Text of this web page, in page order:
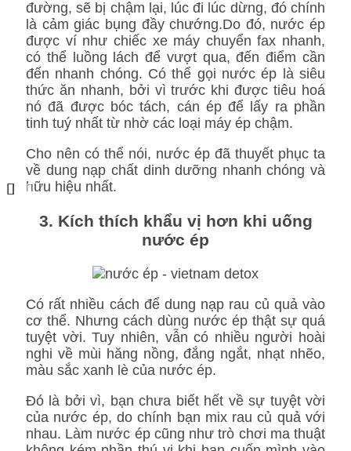
đường, sẽ bị chậm lại, lúc đi lúc dừng, đó chính
là cảm giác bụng đầy chướng.Do đó, nước ép
được ví như chiếc xe máy chuyển fax nhanh,
có thể luồng lách để vượt qua, đến điểm cần
đến nhanh chóng. Có thể gọi nước ép là siêu
thức ăn nhanh, bởi vì trước khi được tiêu hoá
nó đã được bóc tách, cán ép để lấy ra phần
tinh tuý nhất từ nhờ các loại máy ép chậm.
Cho nên có thể nói, nước ép đã thuyết phục ta
về dung nạp chất dinh dưỡng nhanh chóng và
hữu hiệu nhất.
3. Kích thích khẩu vị hơn khi uống
nước ép
Có rất nhiều cách để dung nạp rau củ quả vào
cơ thể. Nhưng cách dùng nước ép thật sự quá
tuyệt vời. Tuy nhiên, vẫn có nhiều người hoài
nghi về mùi hăng nồng, đắng ngắt, nhạt nhẽo,
màu sắc xanh lè của nước ép.
Đó là bởi vì, bạn chưa biết hết về sự tuyệt vời
của nước ép, do chính bạn mix rau củ quả với
nhau. Làm nước ép cũng như trò chơi ma thuật